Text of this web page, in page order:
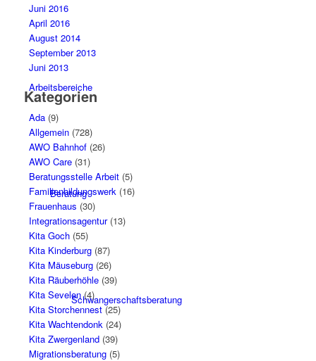
Arbeitsbereiche
Beratung
Schwangerschaftsberatung
Juni 2016
April 2016
August 2014
September 2013
Juni 2013
Kategorien
Ada(9)
Allgemein(728)
AWO Bahnhof(26)
AWO Care(31)
Beratungsstelle Arbeit(5)
Familienbildungswerk(16)
Frauenhaus (30)
Integrationsagentur(13)
Kita Goch(55)
Kita Kinderburg(87)
Kita Mäuseburg(26)
Kita Räuberhöhle(39)
Kita Sevelen(4)
Kita Storchennest(25)
Kita Wachtendonk(24)
Kita Zwergenland(39)
Migrationsberatung(5)